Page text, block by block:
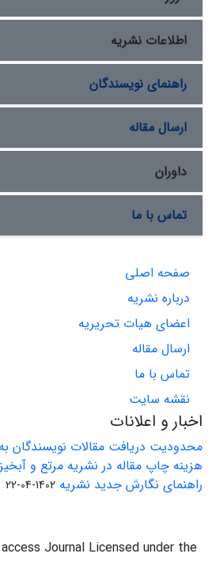
اطلاعات نشریه
راهنمای نویسندگان
ارسال مقاله
داوران
تماس با ما
صفحه اصلی
درباره نشریه
اعضای هیات تحریریه
ارسال مقاله
تماس با ما
نقشه سایت
اخبار و اعلانات
محدودیت دریافت مقالات نویسندگان
هزینه چاپ مقاله در نشریه مرتع و
راهنمای نگارش جدید نشریه 1402-04-22
Journal Licensed under the